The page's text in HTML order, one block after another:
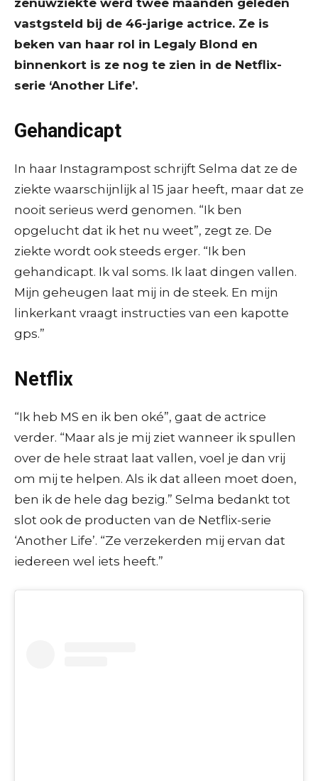
vastgsteld bij de 46-jarige actrice. Ze is
beken van haar rol in Legaly Blond en
binnenkort is ze nog te zien in de Netflix-
serie ‘Another Life’.
Gehandicapt
In haar Instagrampost schrijft Selma dat ze de
ziekte waarschijnlijk al 15 jaar heeft, maar dat ze
nooit serieus werd genomen. “Ik ben
opgelucht dat ik het nu weet”, zegt ze. De
ziekte wordt ook steeds erger. “Ik ben
gehandicapt. Ik val soms. Ik laat dingen vallen.
Mijn geheugen laat mij in de steek. En mijn
linkerkant vraagt instructies van een kapotte
gps.”
Netflix
“Ik heb MS en ik ben oké”, gaat de actrice
verder. “Maar als je mij ziet wanneer ik spullen
over de hele straat laat vallen, voel je dan vrij
om mij te helpen. Als ik dat alleen moet doen,
ben ik de hele dag bezig.” Selma bedankt tot
slot ook de producten van de Netflix-serie
‘Another Life’. “Ze verzekerden mij ervan dat
iedereen wel iets heeft.”